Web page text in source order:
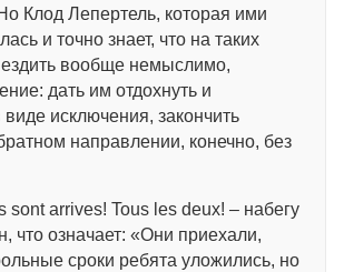
Клод Лепертель, которая ими
и точно знает, что на таких
вообще немыслимо,
дать им отдохнуть и
исключения, закончить
направлении, конечно, без
sont arrives! Tous les deux! – набегу
что означает: «Они приехали,
сроки ребята уложились, но